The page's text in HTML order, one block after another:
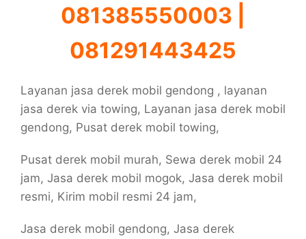
081385550003 |
081291443425
Layanan jasa derek mobil gendong , layanan
jasa derek via towing, Layanan jasa derek mobil
gendong, Pusat derek mobil towing,
Pusat derek mobil murah, Sewa derek mobil 24
jam, Jasa derek mobil mogok, Jasa derek mobil
resmi, Kirim mobil resmi 24 jam,
Jasa derek mobil gendong, Jasa derek